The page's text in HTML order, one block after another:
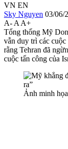
VN EN
Sky Nguyen 03/06/
A- A A+
Tổng thống Mỹ
vẫn duy trì các
rằng Tehran đã
cuộc tấn công của
Ảnh minh họa